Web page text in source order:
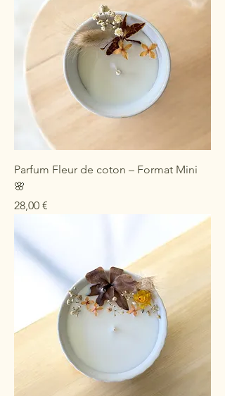
Parfum Fleur de coton – Format Mini
🌸
Prix
28,00 €